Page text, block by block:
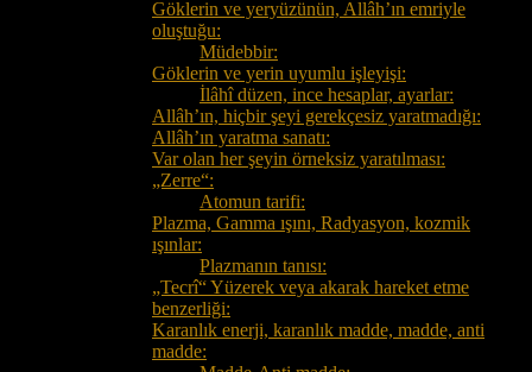
Göklerin ve yeryüzünün, Allâh’ın emriyle
oluştuğu:
Müdebbir:
Göklerin ve yerin uyumlu işleyişi:
İlâhî düzen, ince hesaplar, ayarlar:
Allâh’ın, hiçbir şeyi gerekçesiz yaratmadığı:
Allâh’ın yaratma sanatı:
Var olan her şeyin örneksiz yaratılması:
„Zerre“:
Atomun tarifi:
Plazma, Gamma ışını, Radyasyon, kozmik
ışınlar:
Plazmanın tanısı:
„Tecrî“ Yüzerek veya akarak hareket etme
benzerliği:
Karanlık enerji, karanlık madde, madde, anti
madde: